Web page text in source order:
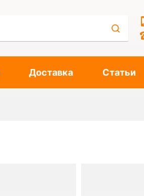
Доставка Статьи